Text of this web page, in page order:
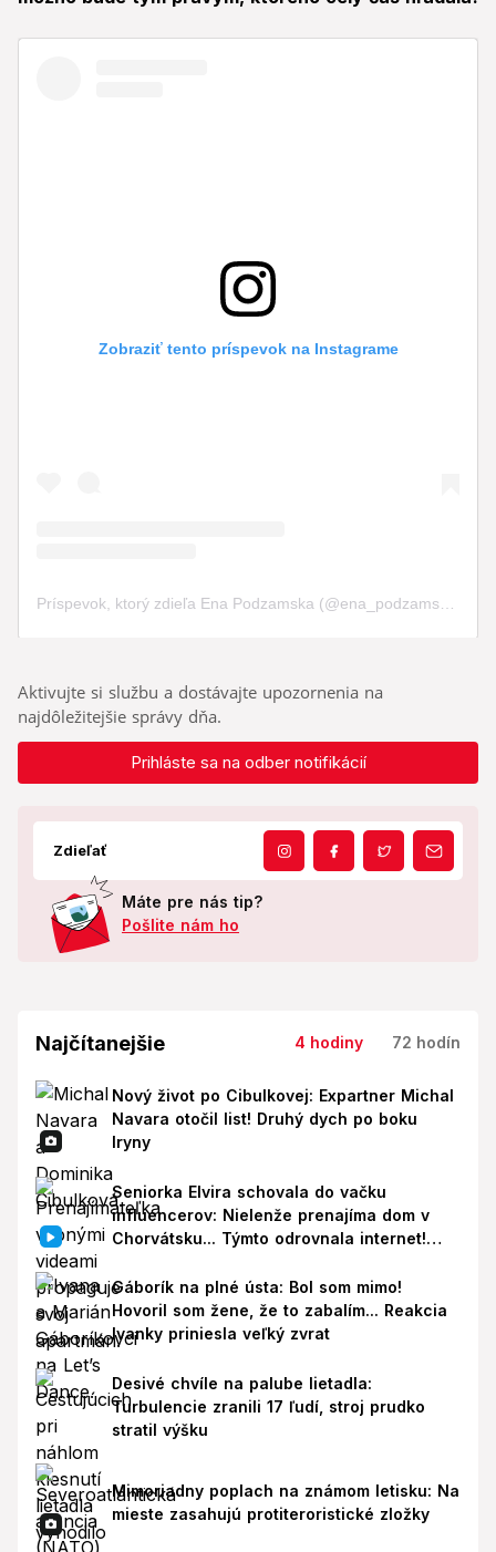
Aktivujte si službu a dostávajte upozornenia na
najdôležitejšie správy dňa.
Prihláste sa na odber notifikácií
Zdieľať
Máte pre nás tip?
Pošlite nám ho
Najčítanejšie 4 hodiny 72 hodín
Nový život po Cibulkovej: Expartner Michal
Navara otočil list! Druhý dych po boku
Iryny
Seniorka Elvira schovala do vačku
influencerov: Nielenže prenajíma dom v
Chorvátsku... Týmto odrovnala internet!
Gáborík na plné ústa: Bol som mimo!
Hovoril som žene, že to zabalím... Reakcia
Ivanky priniesla veľký zvrat
Desivé chvíle na palube lietadla:
Turbulencie zranili 17 ľudí, stroj prudko
stratil výšku
Mimoriadny poplach na známom letisku: Na
mieste zasahujú protiteroristické zložky